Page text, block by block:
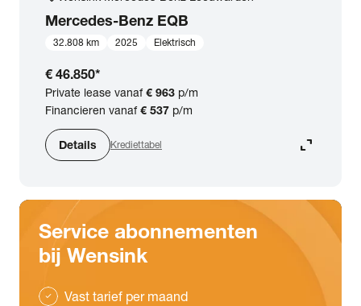
Mercedes-Benz EQB
32.808 km 2025 Elektrisch
€ 46.850*
Private lease vanaf€ 963 p/m
Financieren vanaf€ 537 p/m
Details Krediettabel expand_content
Service abonnementen
bij Wensink
check Vast tarief per maand